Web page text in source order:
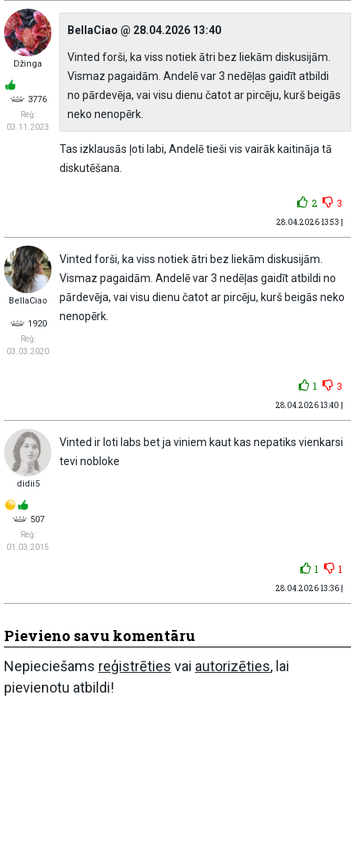
Džinga
3776
Reģ:
03.11.2023
BellaCiao @ 28.04.2026 13:40
Vinted forši, ka viss notiek ātri bez liekām diskusijām.
Vismaz pagaidām. Andelē var 3 nedēļas gaidīt atbildi
no pārdevēja, vai visu dienu čatot ar pircēju, kurš beigās
neko nenopērk.
Tas izklausās ļoti labi, Andelē tieši vis vairāk kaitināja tā
diskutēšana.
2 3
28.04.2026 13:53 |
BellaCiao
1920
Reģ:
03.03.2020
Vinted forši, ka viss notiek ātri bez liekām diskusijām.
Vismaz pagaidām. Andelē var 3 nedēļas gaidīt atbildi no
pārdevēja, vai visu dienu čatot ar pircēju, kurš beigās neko
nenopērk.
1 3
28.04.2026 13:40 |
didii5
507
Reģ:
01.03.2015
Vinted ir loti labs bet ja viniem kaut kas nepatiks vienkarsi
tevi nobloke
1 1
28.04.2026 13:36 |
Pievieno savu komentāru
Nepieciešams reģistrēties vai autorizēties, lai
pievienotu atbildi!